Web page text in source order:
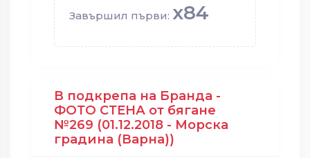
Завършил първи: x84
В подкрепа на Бранда -
ФОТО СТЕНА от бягане
№269 (01.12.2018 - Морска
градина (Варна))